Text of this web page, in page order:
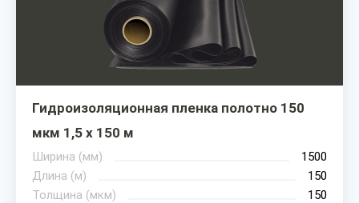
Гидроизоляционная пленка полотно 150
мкм 1,5 х 150 м
Ширина (мм)
1500
Длина (м)
150
Толщина (мкм)
150